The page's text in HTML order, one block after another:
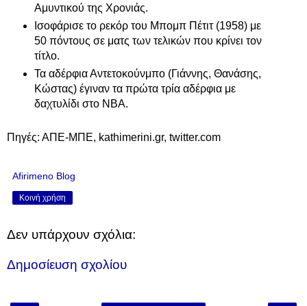
Αμυντικού της Χρονιάς.
Ισοφάρισε το ρεκόρ του Μπομπ Πέτιτ (1958) με
50 πόντους σε ματς των τελικών που κρίνει τον
τίτλο.
Τα αδέρφια Αντετοκούνμπο (Γιάννης, Θανάσης,
Κώστας) έγιναν τα πρώτα τρία αδέρφια με
δαχτυλίδι στο ΝΒΑ.
Πηγές: ΑΠΕ-ΜΠΕ, kathimerini.gr, twitter.com
Afirimeno Blog
Κοινή χρήση
Δεν υπάρχουν σχόλια:
Δημοσίευση σχολίου